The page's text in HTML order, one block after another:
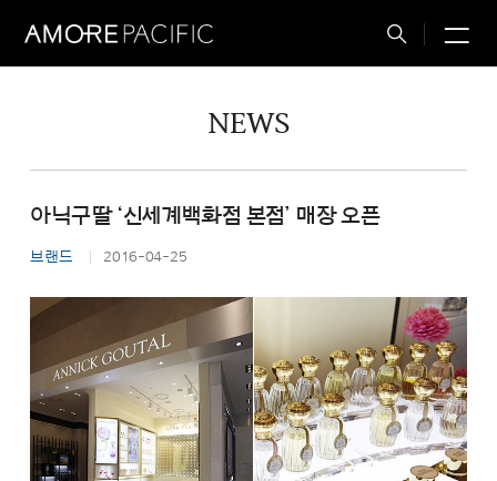
Total
NEWS
아닉구딸 ‘신세계백화점 본점’ 매장 오픈
브랜드 2016-04-25